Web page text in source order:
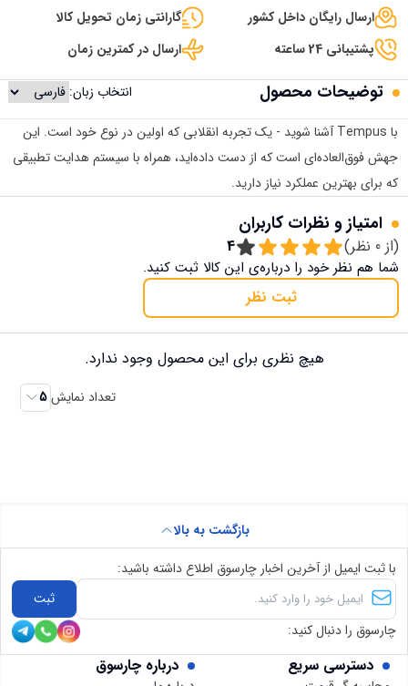
ارسال رایگان داخل کشور
گارانتی زمان تحویل کالا
پشتیبانی 24 ساعته
ارسال در کمترین زمان
توضیحات محصول
انتخاب زبان:
با Tempus آشنا شوید - یک تجربه انقلابی که اولین در نوع خود است. این
جهش فوق‌العاده‌ای است که از دست داده‌اید، همراه با سیستم هدایت تطبیقی
​​که برای بهترین عملکرد نیاز دارید.
امتیاز و نظرات کاربران
(از 0 نظر) 4
شما هم نظر خود را درباره‌ی این کالا ثبت کنید.
ثبت نظر
هیچ نظری برای این محصول وجود ندارد.
تعداد نمایش 5
دسترسی سریع درباره چارسوق
بازگشت به بالا
با ثبت ایمیل از آخرین اخبار چارسوق اطلاع داشته باشید:
ثبت
چارسوق را دنبال کنید: